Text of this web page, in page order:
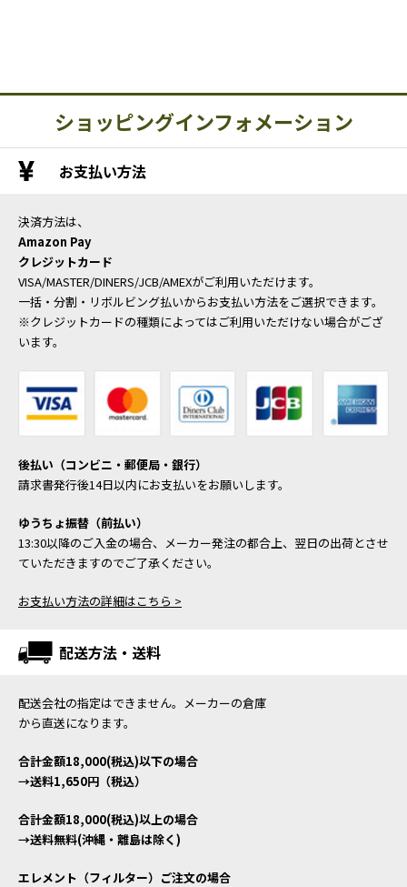
ショッピングインフォメーション
お支払い方法
決済方法は、
Amazon Pay
クレジットカード
VISA/MASTER/DINERS/JCB/AMEXがご利用いただけます。
一括・分割・リボルビング払いからお支払い方法をご選択できます。
※クレジットカードの種類によってはご利用いただけない場合がござ
います。
後払い（コンビニ・郵便局・銀行）
請求書発行後14日以内にお支払いをお願いします。
ゆうちょ振替（前払い）
13:30以降のご入金の場合、メーカー発注の都合上、翌日の出荷とさせ
ていただきますのでご了承ください。
お支払い方法の詳細はこちら >
配送方法・送料
配送会社の指定はできません。メーカーの倉庫
から直送になります。
合計金額18,000(税込)以下の場合
→送料1,650円（税込）
合計金額18,000(税込)以上の場合
→送料無料(沖縄・離島は除く)
エレメント（フィルター）ご注文の場合